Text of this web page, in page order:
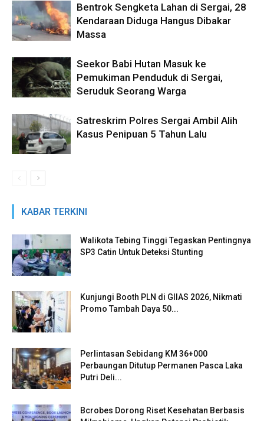
Bentrok Sengketa Lahan di Sergai, 28
Kendaraan Diduga Hangus Dibakar
Massa
Seekor Babi Hutan Masuk ke
Pemukiman Penduduk di Sergai,
Seruduk Seorang Warga
Satreskrim Polres Sergai Ambil Alih
Kasus Penipuan 5 Tahun Lalu
KABAR TERKINI
Walikota Tebing Tinggi Tegaskan Pentingnya
SP3 Catin Untuk Deteksi Stunting
Kunjungi Booth PLN di GIIAS 2026, Nikmati
Promo Tambah Daya 50...
Perlintasan Sebidang KM 36+000
Perbaungan Ditutup Permanen Pasca Laka
Putri Deli...
Bcrobes Dorong Riset Kesehatan Berbasis